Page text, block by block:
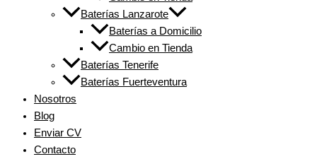
Baterías Lanzarote
Baterías a Domicilio
Cambio en Tienda
Baterías Tenerife
Baterías Fuerteventura
Nosotros
Blog
Enviar CV
Contacto